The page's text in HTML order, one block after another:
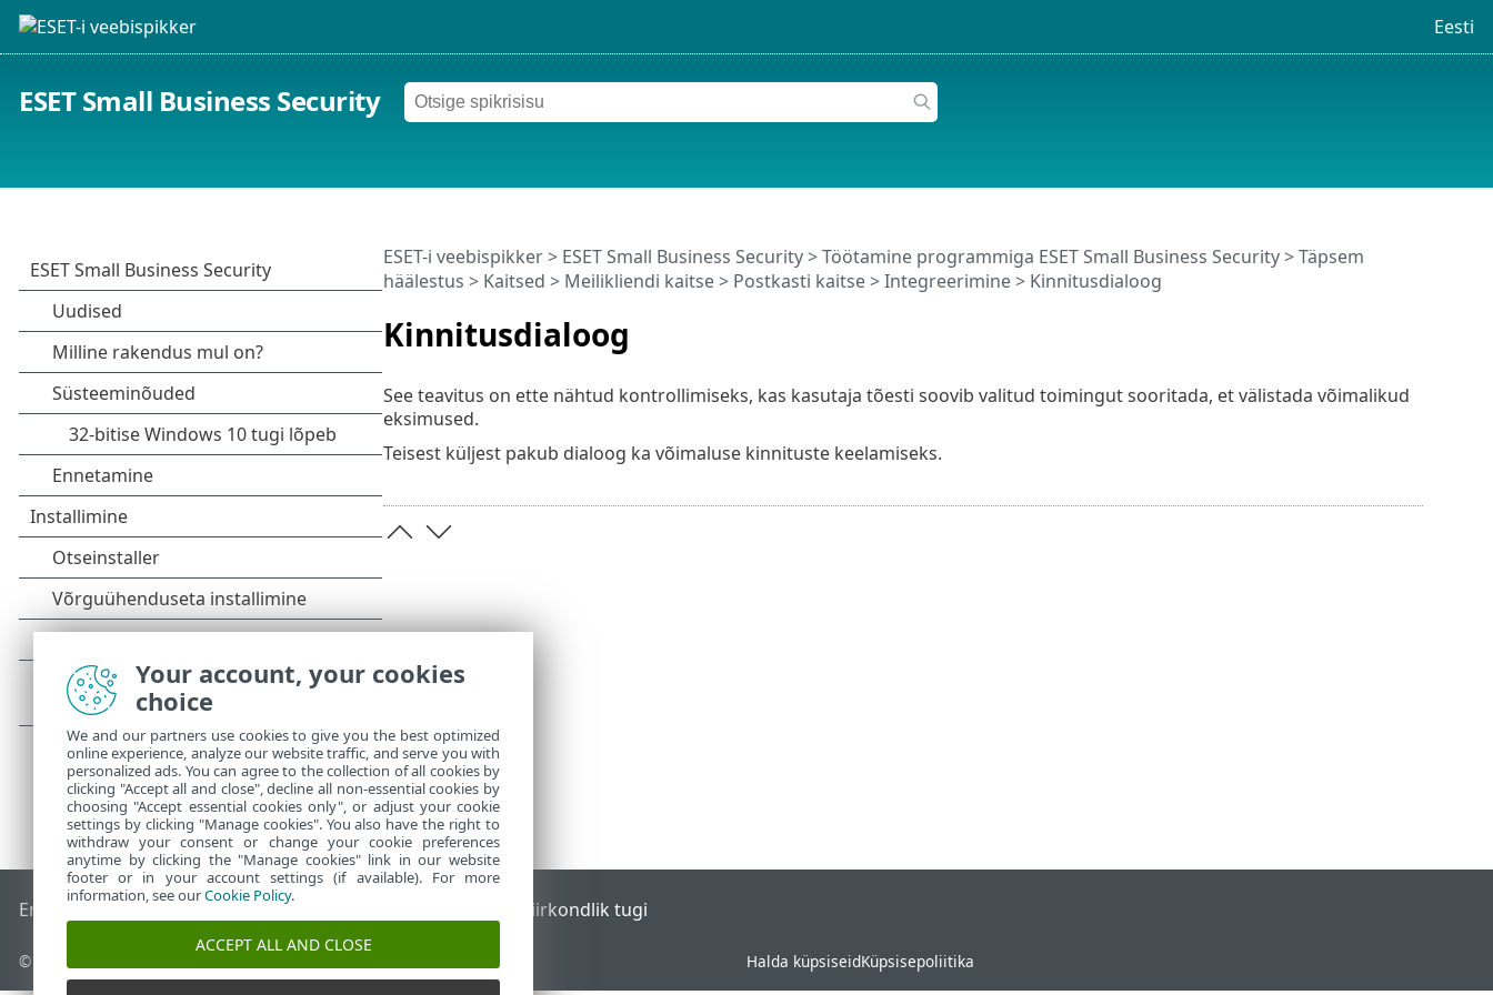
Eesti
ESET Small Business Security
Kinnitusdialoog
ESET-i veebispikker> ESET Small Business Security>Töötamine programmiga ESET Small Business Security>Täpsem
häälestus > Kaitsed > Meilikliendi kaitse> Postkasti kaitse>Integreerimine> Kinnitusdialoog
See teavitus on ette nähtud kontrollimiseks, kas kasutaja tõesti soovib valitud toimingut sooritada, et välistada võimalikud
eksimused.
Teisest küljest pakub dialoog ka võimaluse kinnituste keelamiseks.
End of Life ESET-i teabebaas ESET-i foorum Piirkondlik tugi
© 1992 - 2026 ESET, spol. s r.o. – kõik õigused on kaitstud. Halda küpsiseidKüpsisepoliitika
Your account, your cookies
choice
We and our partners use cookies to give you the best optimized
online experience, analyze our website traffic, and serve you with
personalized ads. You can agree to the collection of all cookies by
clicking "Accept all and close", decline all non-essential cookies by
choosing "Accept essential cookies only", or adjust your cookie
settings by clicking "Manage cookies". You also have the right to
withdraw your consent or change your cookie preferences
anytime by clicking the "Manage cookies" link in our website
footer or in your account settings (if available). For more
information, see ourCookie Policy.
ACCEPT ALL AND CLOSE